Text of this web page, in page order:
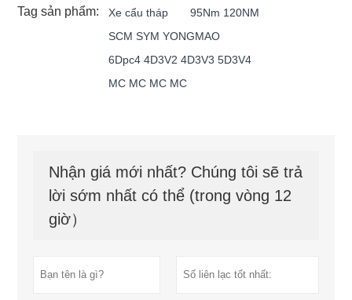
Tag sản phẩm: Xe cẩu tháp
95Nm 120NM
SCM SYM YONGMAO
6Dpc4 4D3V2 4D3V3 5D3V4
MC MC MC MC
Nhận giá mới nhất? Chúng tôi sẽ trả
lời sớm nhất có thể (trong vòng 12
giờ）